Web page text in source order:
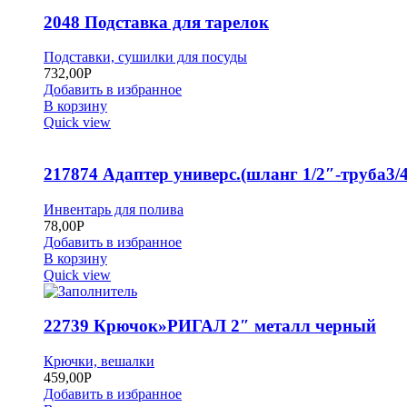
2048 Подставка для тарелок
Подставки, сушилки для посуды
732,00Р
Добавить в избранное
В корзину
Quick view
217874 Адаптер универс.(шланг 1/2″-труба3/
Инвентарь для полива
78,00Р
Добавить в избранное
В корзину
Quick view
22739 Крючок»РИГАЛ 2″ металл черный
Крючки, вешалки
459,00Р
Добавить в избранное